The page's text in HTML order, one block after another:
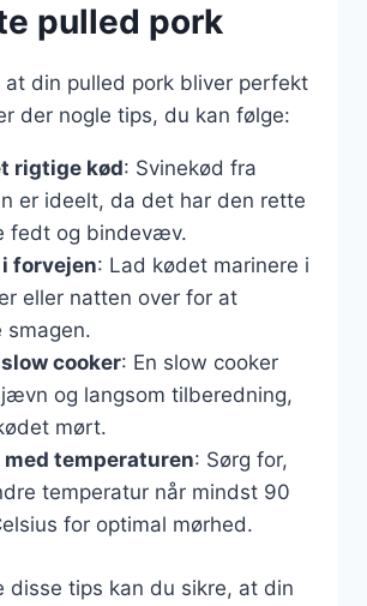
pulled pork
at din pulled pork bliver perfekt
der nogle tips, du kan følge:
rigtige kød: Svinekød fra
er ideelt, da det har den rette
fedt og bindevæv.
forvejen: Lad kødet marinere i
eller natten over for at
smagen.
cooker: En slow cooker
og langsom tilberedning,
mørt.
med temperaturen: Sørg for,
temperatur når mindst 90
for optimal mørhed.
disse tips kan du sikre, at din